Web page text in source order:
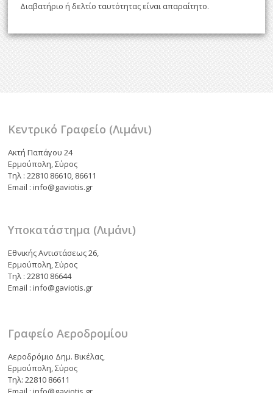
Διαβατήριο ή δελτίο ταυτότητας είναι απαραίτητο.
Κεντρικό Γραφείο (Λιμάνι)
Ακτή Παπάγου 24
Ερμούπολη, Σύρος
Τηλ : 22810 86610, 86611
Email : info@gaviotis.gr
Υποκατάστημα (Λιμάνι)
Εθνικής Αντιστάσεως 26,
Ερμούπολη, Σύρος
Τηλ : 22810 86644
Email : info@gaviotis.gr
Γραφείο Αεροδρομίου
Αεροδρόμιο Δημ. Βικέλας,
Ερμούπολη, Σύρος
Τηλ: 22810 86611